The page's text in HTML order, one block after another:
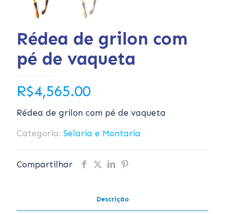
Rédea de grilon com
pé de vaqueta
R$4,565.00
Rédea de grilon com pé de vaqueta
Categoria: Selaria e Montaria
Compartilhar
Descrição